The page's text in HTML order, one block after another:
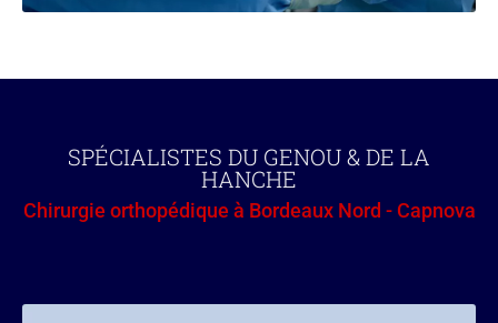
SPÉCIALISTES DU GENOU & DE LA
HANCHE
Chirurgie orthopédique à Bordeaux Nord - Capnova